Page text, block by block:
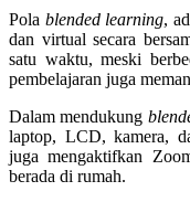
Pola blended learning,
dan virtual secara
satu waktu, meski
pembelajaran juga
Dalam mendukung
laptop, LCD, kamera,
juga mengaktifkan
berada di rumah.